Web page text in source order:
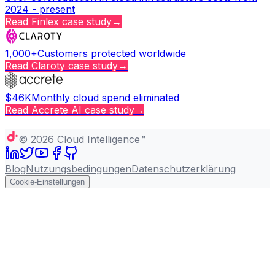
2024 - present
Read Finlex case study→
1,000+Customers protected worldwide
Read Claroty case study→
$46KMonthly cloud spend eliminated
Read Accrete AI case study→
© 2026 Cloud Intelligence™
BlogNutzungsbedingungenDatenschutzerklärung
Cookie-Einstellungen